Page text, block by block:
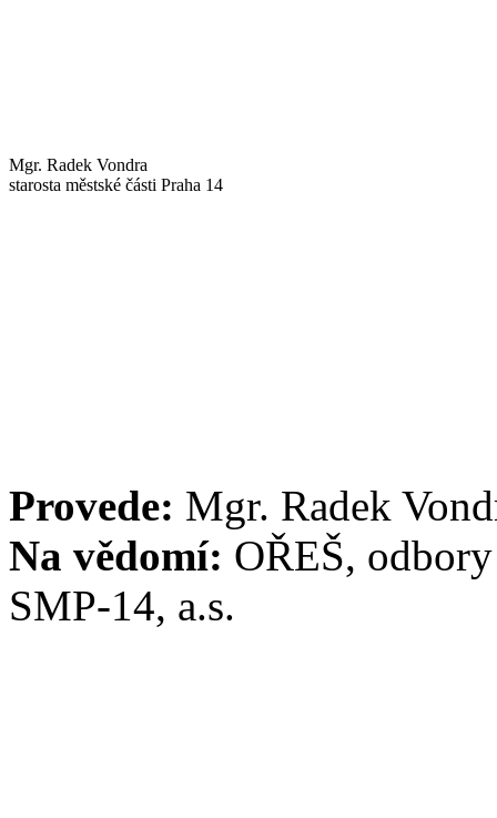
Mgr. Radek Vondra
starosta městské části Praha 14
Provede: Mgr. Radek
Na vědomí: OŘEŠ,
SMP-14, a.s.